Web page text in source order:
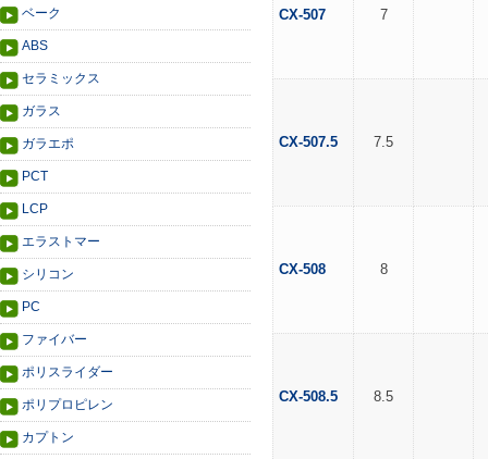
ベーク
ABS
セラミックス
ガラス
ガラエポ
PCT
LCP
エラストマー
シリコン
PC
ファイバー
ポリスライダー
ポリプロピレン
カプトン
CX-507 7
CX-507.5 7.5
CX-508 8
CX-508.5 8.5